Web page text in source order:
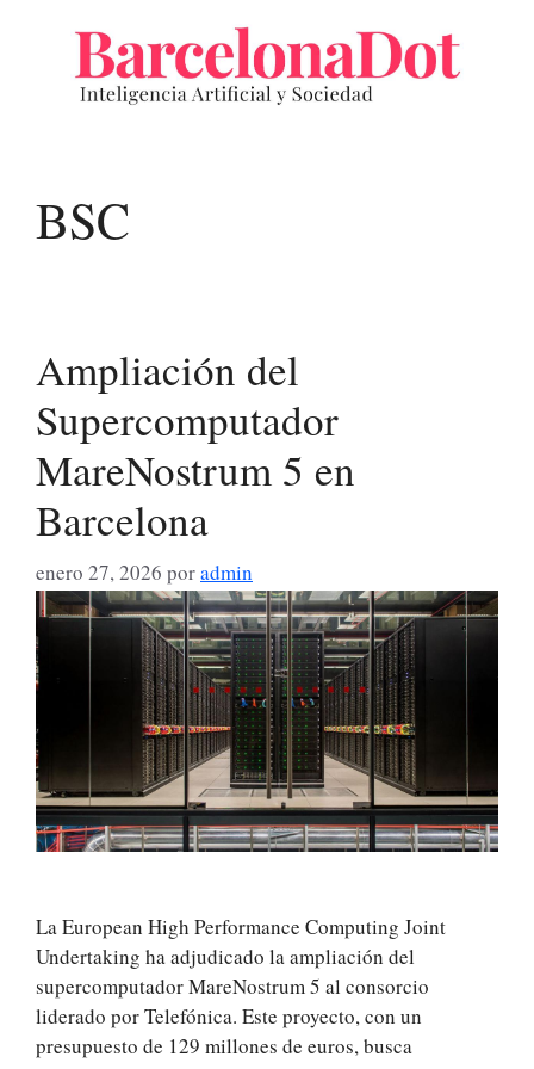
contenido
BSC
Ampliación del
Supercomputador
MareNostrum 5 en
Barcelona
enero 27, 2026 poradmin
La European High Performance Computing Joint
Undertaking ha adjudicado la ampliación del
supercomputador MareNostrum 5 al consorcio
liderado por Telefónica. Este proyecto, con un
presupuesto de 129 millones de euros, busca